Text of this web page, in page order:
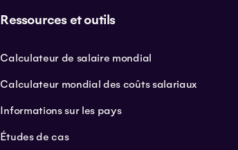
Ressources et outils
Calculateur de salaire mondial
Calculateur mondial des coûts salariaux
Informations sur les pays
Études de cas